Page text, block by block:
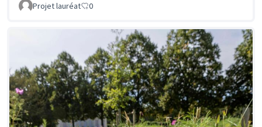
Projet lauréat 0